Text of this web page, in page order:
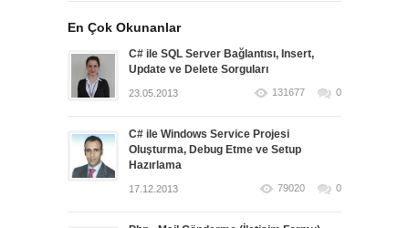
En Çok Okunanlar
C# ile SQL Server Bağlantısı, Insert,
Update ve Delete Sorguları
23.05.2013 131677 0
C# ile Windows Service Projesi
Oluşturma, Debug Etme ve Setup
Hazırlama
17.12.2013 79020 0